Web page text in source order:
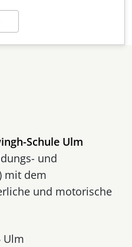
Schule Ulm
und
mit dem
und motorische
Ulm